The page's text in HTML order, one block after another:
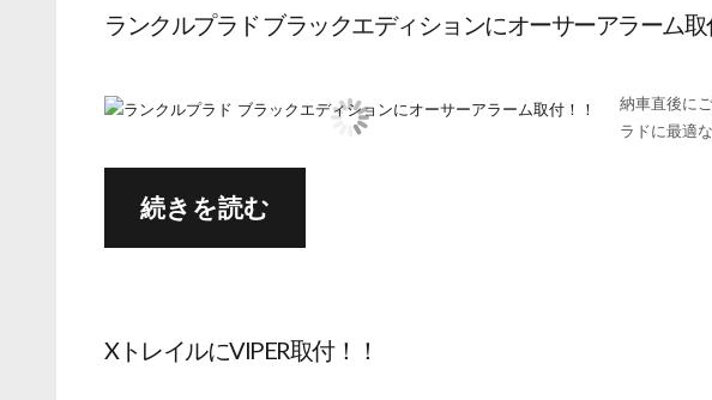
ランクルプラド ブラックエディションにオーサーアラーム取
納車直後に
ラドに最適
続きを読む
XトレイルにVIPER取付！！